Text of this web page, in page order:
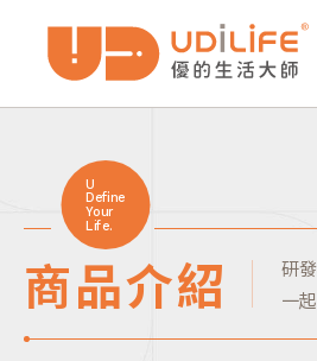
U
Define
Your
Life.
商品介紹
研
一